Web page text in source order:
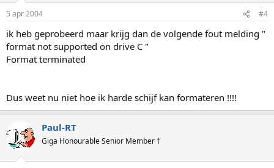
5 apr 2004 #4
ik heb geprobeerd maar krijg dan de volgende fout melding "
format not supported on drive C "
Format terminated
Dus weet nu niet hoe ik harde schijf kan formateren !!!!
Paul-RT
Giga Honourable Senior Member †